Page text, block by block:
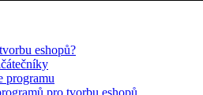
eshopů?
programu
pro tvorbu eshopů